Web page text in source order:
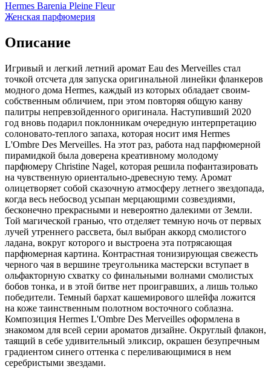
Hermes Barenia Pleine Fleur
Женская парфюмерия
Описание
Игривый и легкий летний аромат Eau des Merveilles стал
точкой отсчета для запуска оригинальной линейки фланкеров
модного дома Hermes, каждый из которых обладает своим-
собственным обличием, при этом повторяя общую канву
палитры непревзойденного оригинала. Наступивший 2020
год вновь подарил поклонникам очередную интерпретацию
солоновато-теплого запаха, которая носит имя Hermes
L'Ombre Des Merveilles. На этот раз, работа над парфюмерной
пирамидкой была доверена креативному молодому
парфюмеру Christine Nagel, которая решила пофантазировать
на чувственную ориентально-древесную тему. Аромат
олицетворяет собой сказочную атмосферу летнего звездопада,
когда весь небосвод усыпан мерцающими созвездиями,
бесконечно прекрасными и невероятно далекими от Земли.
Той магической гранью, что отделяет темную ночь от первых
лучей утреннего рассвета, был выбран аккорд смолистого
ладана, вокруг которого и выстроена эта потрясающая
парфюмерная картина. Контрастная тонизирующая свежесть
черного чая в вершине треугольника мастерски вступает в
ольфакторную схватку со финальными волнами смолистых
бобов тонка, и в этой битве нет проигравших, а лишь только
победители. Темный бархат кашемирового шлейфа ложится
на коже таинственным полотном восточного соблазна.
Композиция Hermes L'Ombre Des Merveilles оформлена в
знакомом для всей серии ароматов дизайне. Округлый флакон,
таящий в себе удивительный эликсир, окрашен безупречным
градиентом синего оттенка с переливающимися в нем
серебристыми звездами.